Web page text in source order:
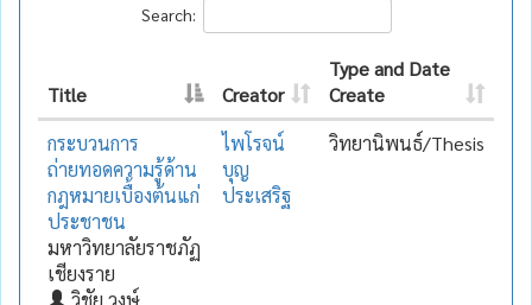
Search:
Title Creator
Type and Date
Create
กระบวนการ
ถ่ายทอดความรู้ด้าน
กฎหมายเบื้องต้นแก่
ประชาชน
มหาวิทยาลัยราชภัฏ
เชียงราย
วิชัย วงษ์
ไพโรจน์
บุญ
ประเสริฐ
วิทยานิพนธ์/Thesis